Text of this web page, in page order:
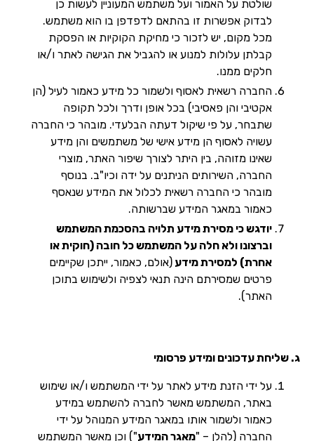
שולטת על האמור ועל משתמש המעוניין לעשות כן
לבדוק אפשרות זו בהתאם לדפדפן בו הוא משתמש.
מכל מקום, יש לזכור כי מחיקת הקוקיות או הפסקת
קבלתן עלולות למנוע או להגביל את הגישה לאתר ו/או
חלקים ממנו.
החברה רשאית לאסוף ולשמור כל מידע כאמור לעיל (הן
אקטיבי והן פאסיבי) בכל אופן ודרך ולכל תקופה
שתבחר, על פי שיקול דעתה הבלעדי. מובהר כי החברה
עשויה לאסוף הן מידע אישי של משתמשים והן מידע
שאינו מזוהה, בין היתר לצורך שיפור האתר, מוצרי
החברה, השירותים הניתנים על ידה וכיו"ב. בנוסף
מובהר כי החברה רשאית לכלול את המידע שנאסף
כאמור במאגר המידע שברשותה.
יודגש כי מסירת מידע תלויה בהסכמת המשתמש
וברצונו ולא חלה על המשתמש כל חובה (חוקית או
אחרת) למסירת מידע (אולם, כאמור, ייתכן שקיימים
פרטים שמסירתם הינה תנאי לצפיה ולשימוש בתוכן
האתר).
ג. שליחת עדכונים ומידע פרסומי
על ידי הזנת מידע לאתר על ידי המשתמש ו/או שימוש
באתר, המשתמש מאשר לחברה להשתמש במידע
כאמור ולשמור אותו במאגר המידע המנוהל על ידי
החברה (להלן – "מאגר המידע") וכן מאשר המשתמש